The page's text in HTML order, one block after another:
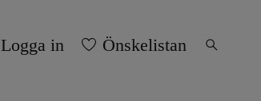
Logga in Önskelistan